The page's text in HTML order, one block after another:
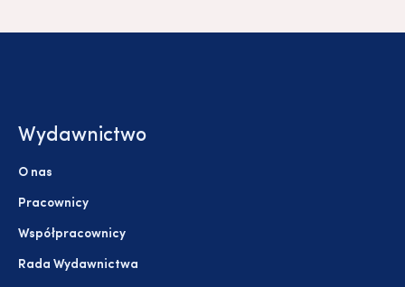
Wydawnictwo
O nas
Pracownicy
Współpracownicy
Rada Wydawnictwa